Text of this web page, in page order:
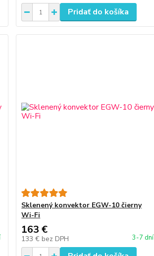
Pridať do košíka
Sklenený konvektor EGW-10 čierny
Wi-Fi
163 €
133 € bez DPH 3-7 dní